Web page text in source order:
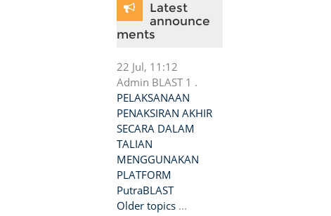
Latest
announce
ments
22 Jul, 11:12
Admin BLAST 1 .
PELAKSANAAN
PENAKSIRAN AKHIR
SECARA DALAM
TALIAN
MENGGUNAKAN
PLATFORM
PutraBLAST
Older topics ...